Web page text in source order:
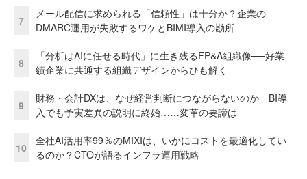
7
メール配信に求められる「信頼性」は十分か？企業の
DMARC運用が失敗するワケとBIMI導入の勘所
8
「分析はAIに任せる時代」に生き残るFP&A組織像──好業
績企業に共通する組織デザインからひも解く
9
財務・会計DXは、なぜ経営判断につながらないのか BI導
入でも予実差異の説明に終始……変革の要諦は
10
全社AI活用率99％のMIXIは、いかにコストを最適化してい
るのか？CTOが語るインフラ運用戦略